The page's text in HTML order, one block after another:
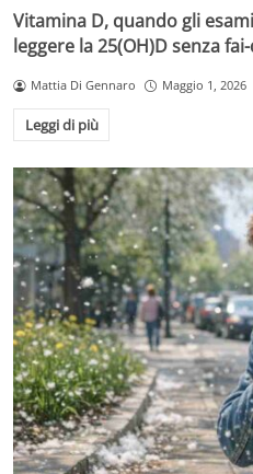
Vitamina D, quando gli
leggere la 25(OH)D senza
Mattia Di Gennaro Maggio 1, 2026
Leggi di più